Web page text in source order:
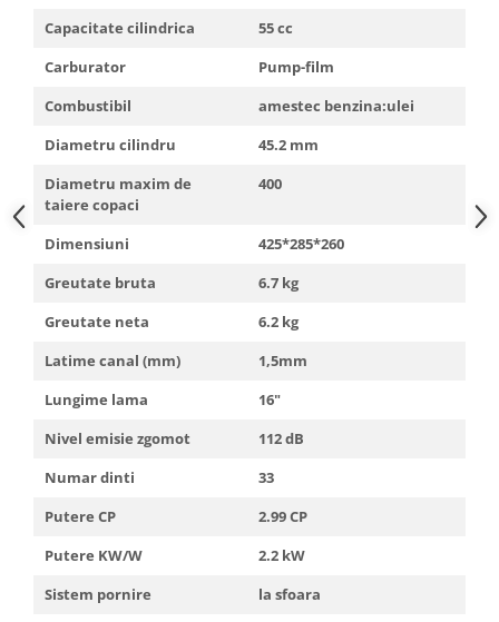
Vibratoare beton
Masini de spalat rufe cu uscator
Uscatoare de rufe
incorporabile
Seturi oale
SANDWICH MAKER
Storcatoare de fructe
Televizoare
Capacitate cilindrica
55 cc
Carburator
Pump-film
Combustibil
amestec benzina:ulei
Diametru cilindru
45.2 mm
Diametru maxim de
taiere copaci
400
Dimensiuni
425*285*260
Greutate bruta
6.7 kg
Greutate neta
6.2 kg
Latime canal (mm)
1,5mm
Lungime lama
16"
Nivel emisie zgomot
112 dB
Numar dinti
33
Putere CP
2.99 CP
Putere KW/W
2.2 kW
Sistem pornire
la sfoara